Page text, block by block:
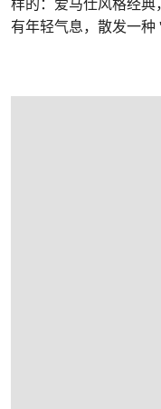
样的：爱马仕风格经
有年轻气息，散发一种